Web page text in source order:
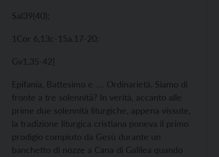
Sal39(40);
1Cor 6,13c-15a.17-20;
Gv1,35-42]
Epifania, Battesimo e …. Ordinarietà. Siamo di
fronte a tre solennità? In verità, accanto alle
prime due solennità liturgiche, appena vissute,
la tradizione liturgica cristiana poneva il primo
prodigio compiuto da Gesù durante un
banchetto di nozze a Cana di Galilea quando